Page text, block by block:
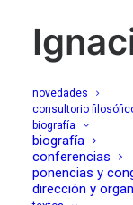
novedades
consultorio
biografía
biografía
conferencias
ponencias y
dirección y
un